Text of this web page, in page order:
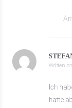
Written on
Ich
hatte